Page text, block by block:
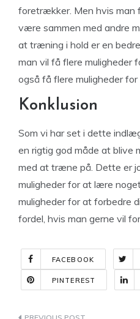
foretrækker. Men hvis man
være sammen med andre
at træning i hold er en
man vil få flere muligheder
også få flere muligheder
Konklusion
Som vi har set i dette
en rigtig god måde at
med at træne på. Dette er
muligheder for at lære
muligheder for at forbedre
fordel, hvis man gerne vil
FACEBOOK
PINTEREST